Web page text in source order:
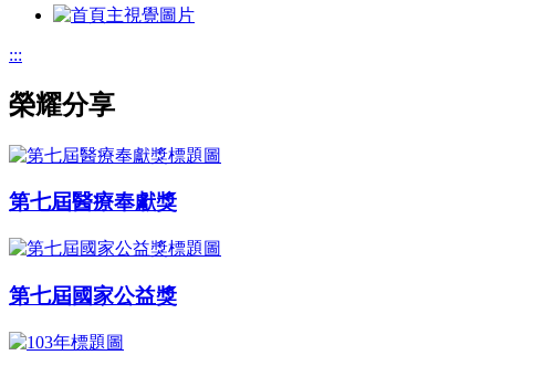
:::
榮耀分享
第七屆醫療奉獻獎
第七屆國家公益獎